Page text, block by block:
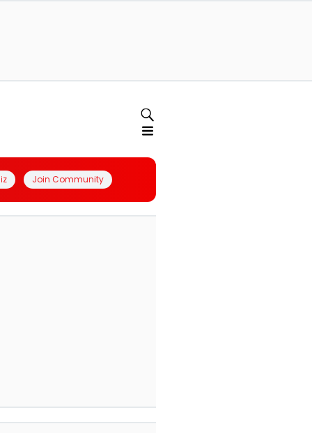
Join Community